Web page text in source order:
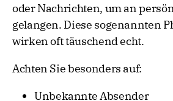
oder Nachrichten, um an
gelangen. Diese sogenannten
wirken oft täuschend echt.
Achten Sie besonders auf:
Unbekannte Absender